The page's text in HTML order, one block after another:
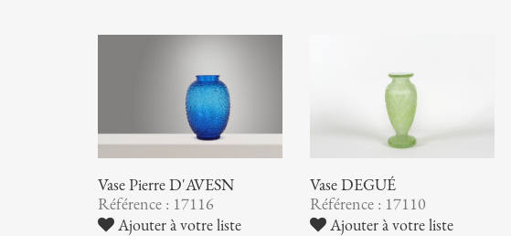
Vase Pierre D'AVESN
Référence : 17116
Ajouter à votre liste
Vase DEGUÉ
Référence : 17110
Ajouter à votre liste